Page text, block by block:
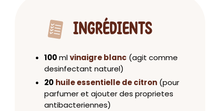
INGRÉDIENTS
100mlvinaigre blanc (agit comme
desinfectant naturel)
20 huile essentielle de citron (pour
parfumer et ajouter des proprietes
antibacteriennes)